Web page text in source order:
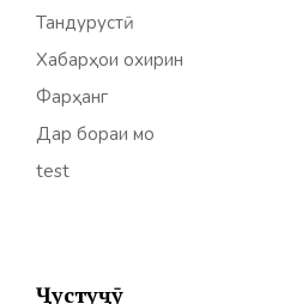
Тандурустӣ
Хабарҳои охирин
Фарҳанг
Дар бораи мо
test
Ҷустуҷӯ